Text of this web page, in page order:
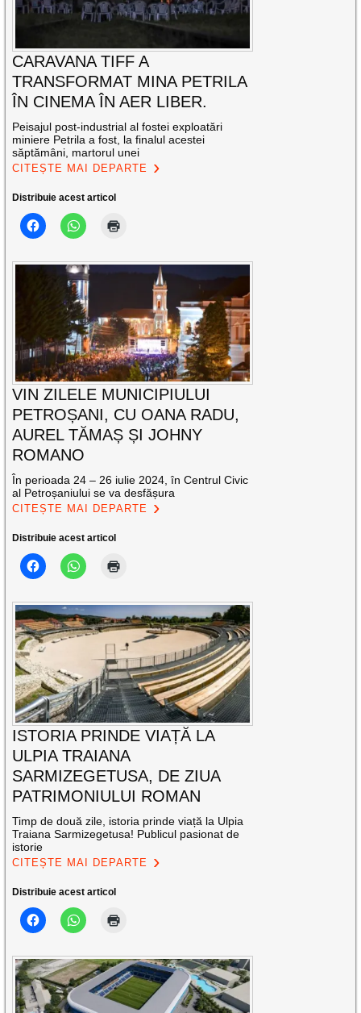
CARAVANA TIFF A
TRANSFORMAT MINA PETRILA
ÎN CINEMA ÎN AER LIBER.
Peisajul post-industrial al fostei exploatări
miniere Petrila a fost, la finalul acestei
săptămâni, martorul unei
CITEȘTE MAI DEPARTE
Distribuie acest articol
VIN ZILELE MUNICIPIULUI
PETROȘANI, CU OANA RADU,
AUREL TĂMAȘ ȘI JOHNY
ROMANO
În perioada 24 – 26 iulie 2024, în Centrul Civic
al Petroșaniului se va desfășura
CITEȘTE MAI DEPARTE
Distribuie acest articol
ISTORIA PRINDE VIAȚĂ LA
ULPIA TRAIANA
SARMIZEGETUSA, DE ZIUA
PATRIMONIULUI ROMAN
Timp de două zile, istoria prinde viață la Ulpia
Traiana Sarmizegetusa! Publicul pasionat de
istorie
CITEȘTE MAI DEPARTE
Distribuie acest articol